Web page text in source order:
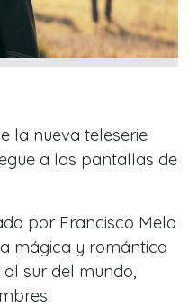
la nueva teleserie
a las pantallas de
por Francisco Melo
mágica y romántica
sur del mundo,